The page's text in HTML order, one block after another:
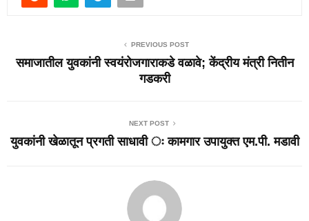
PREVIOUS POST
समाजातील युवकांनी स्वयंरोजगाराकडे वळावे; केंद्रीय मंत्री नितीन
गडकरी
NEXT POST
युवकांनी खेळातून प्रगती साधावी ः कामगार उपायुक्त एम.पी. मडावी